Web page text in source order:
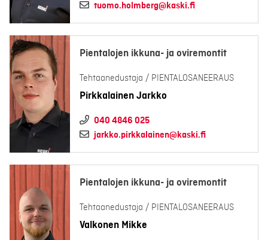
tuomo.holmberg@kaski.fi
Pientalojen ikkuna- ja oviremontit
Tehtaanedustaja / PIENTALOSANEERAUS
Pirkkalainen Jarkko
040 4846 025
jarkko.pirkkalainen@kaski.fi
Pientalojen ikkuna- ja oviremontit
Tehtaanedustaja / PIENTALOSANEERAUS
Valkonen Mikke